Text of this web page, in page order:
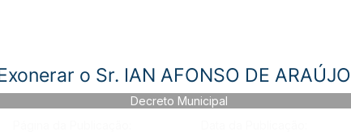
o Sr. IAN AFONSO DE ARAÚJO
Decreto Municipal